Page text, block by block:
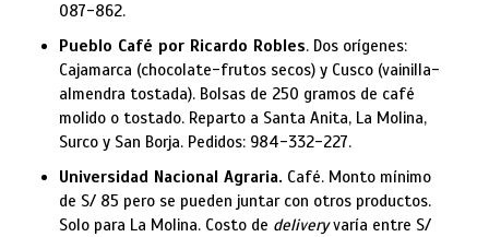
087-862.
Pueblo Café por Ricardo Robles. Dos orígenes:
Cajamarca (chocolate-frutos secos) y Cusco (vainilla-
almendra tostada). Bolsas de 250 gramos de café
molido o tostado. Reparto a Santa Anita, La Molina,
Surco y San Borja. Pedidos: 984-332-227.
Universidad Nacional Agraria. Café. Monto mínimo
de S/ 85 pero se pueden juntar con otros productos.
Solo para La Molina. Costo de deliveryvaría entre S/